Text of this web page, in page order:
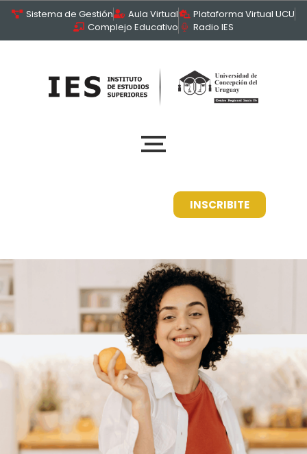
Sistema de Gestión Aula Virtual
Plataforma Virtual UCU
Complejo Educativo
Radio IES
INSCRIBITE